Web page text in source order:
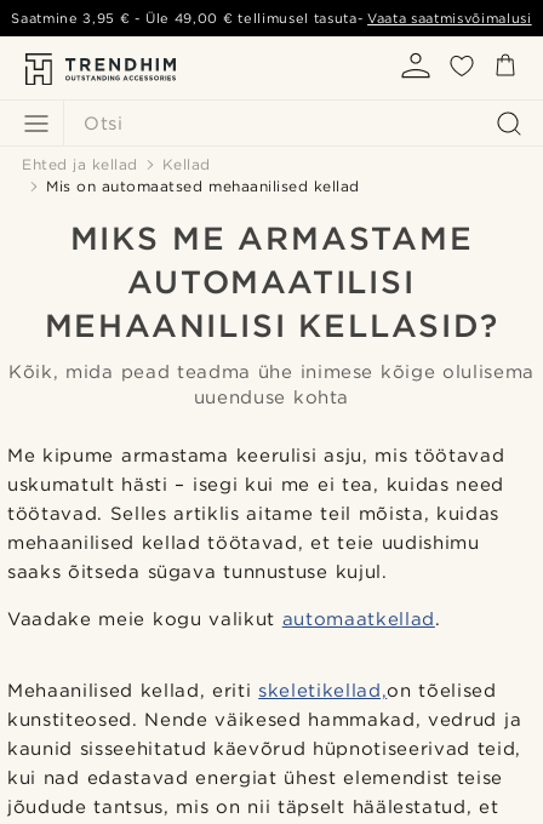
Otsi
Saatmine3,95 € - Üle 49,00 € tellimusel tasuta-Vaata saatmisvõimalusi
Ehted ja kellad
Kellad
Mis on automaatsed mehaanilised kellad
MIKS ME ARMASTAME
AUTOMAATILISI
MEHAANILISI KELLASID?
Kõik, mida pead teadma ühe inimese kõige olulisema
uuenduse kohta
Me kipume armastama keerulisi asju, mis töötavad
uskumatult hästi – isegi kui me ei tea, kuidas need
töötavad. Selles artiklis aitame teil mõista, kuidas
mehaanilised kellad töötavad, et teie uudishimu
saaks õitseda sügava tunnustuse kujul.
Vaadake meie kogu valikut automaatkellad.
Mehaanilised kellad, eriti skeletikellad,on tõelised
kunstiteosed. Nende väikesed hammakad, vedrud ja
kaunid sisseehitatud käevõrud hüpnotiseerivad teid,
kui nad edastavad energiat ühest elemendist teise
jõudude tantsus, mis on nii täpselt häälestatud, et